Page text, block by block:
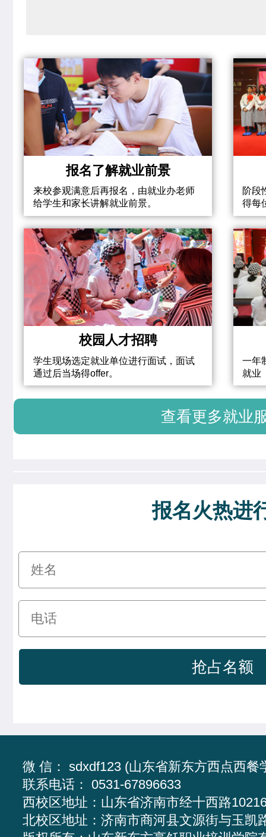
报名了解就业前景
来校参观满意后再报名，由就业办老师
给学生和家长讲解就业前景。
阶段
得每
校园人才招聘
学生现场选定就业单位进行面试，面试
通过后当场得offer。
一年
就业
查看更多就业
报名火热进
微 信： sdxdf123 (山东省新东方西点西餐
联系电话： 0531-67896633
西校区地址： 山东省济南市经十西路
北校区地址： 济南市商河县文源街与玉凯